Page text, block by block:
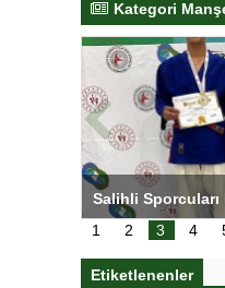
Kategori
Salihli Sporcuları
1 2 3 4
Etiketlenenler